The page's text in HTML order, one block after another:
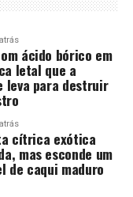
ácido bórico em
letal que a
leva para destruir
cítrica exótica
mas esconde um
de caqui maduro